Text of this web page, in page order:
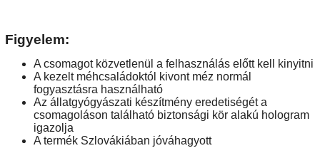
Figyelem:
A csomagot közvetlenül a felhasználás előtt kell kinyitni
A kezelt méhcsaládoktól kivont méz normál
fogyasztásra használható
Az állatgyógyászati ​​készítmény eredetiségét a
csomagoláson található biztonsági kör alakú hologram
igazolja
A termék Szlovákiában jóváhagyott